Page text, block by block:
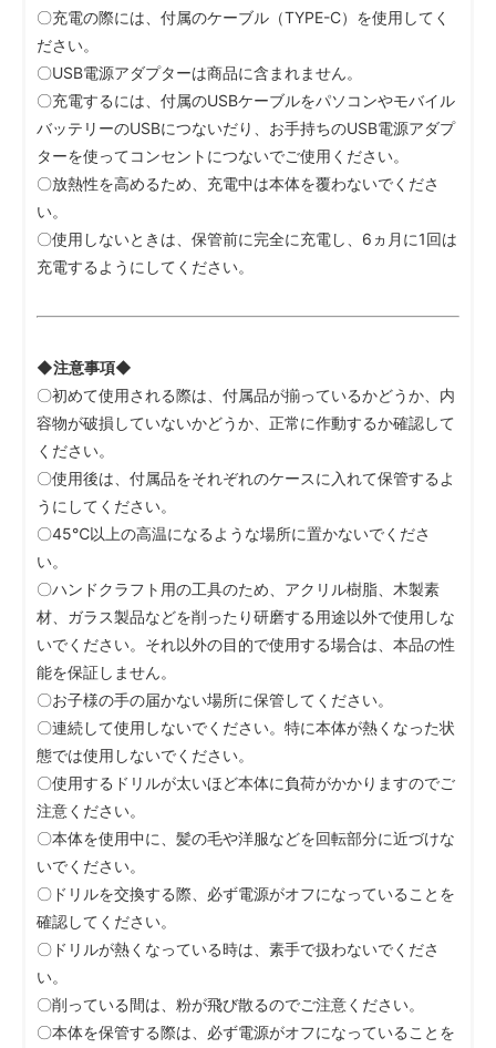
〇充電の際には、付属のケーブル（TYPE-C）を使用してく
ださい。
〇USB電源アダプターは商品に含まれません。
〇充電するには、付属のUSBケーブルをパソコンやモバイル
バッテリーのUSBにつないだり、お手持ちのUSB電源アダプ
ターを使ってコンセントにつないでご使用ください。
〇放熱性を高めるため、充電中は本体を覆わないでくださ
い。
〇使用しないときは、保管前に完全に充電し、6ヵ月に1回は
充電するようにしてください。
◆注意事項◆
〇初めて使用される際は、付属品が揃っているかどうか、内
容物が破損していないかどうか、正常に作動するか確認して
ください。
〇使用後は、付属品をそれぞれのケースに入れて保管するよ
うにしてください。
〇45℃以上の高温になるような場所に置かないでくださ
い。
〇ハンドクラフト用の工具のため、アクリル樹脂、木製素
材、ガラス製品などを削ったり研磨する用途以外で使用しな
いでください。それ以外の目的で使用する場合は、本品の性
能を保証しません。
〇お子様の手の届かない場所に保管してください。
〇連続して使用しないでください。特に本体が熱くなった状
態では使用しないでください。
〇使用するドリルが太いほど本体に負荷がかかりますのでご
注意ください。
〇本体を使用中に、髪の毛や洋服などを回転部分に近づけな
いでください。
〇ドリルを交換する際、必ず電源がオフになっていることを
確認してください。
〇ドリルが熱くなっている時は、素手で扱わないでくださ
い。
〇削っている間は、粉が飛び散るのでご注意ください。
〇本体を保管する際は、必ず電源がオフになっていることを